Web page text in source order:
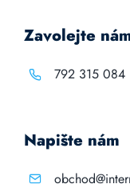
Zavolejte
792 315 084
Napište nám